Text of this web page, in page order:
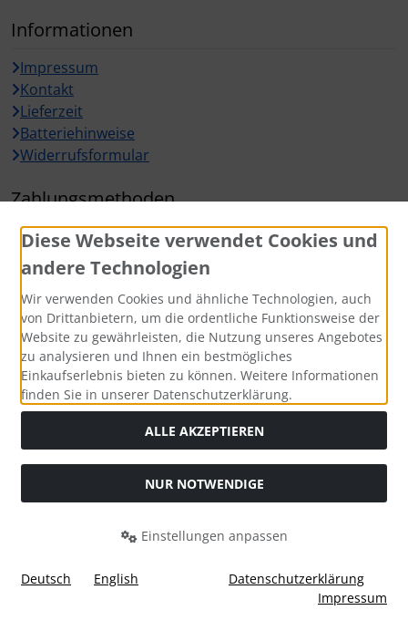
Informationen
Impressum
Kontakt
Lieferzeit
Batteriehinweise
Widerrufsformular
Zahlungsmethoden
Widerrufsbutton
Alle Preise inkl. gesetzl. MwSt. zzgl.Versandkosten
durchgestrichenen Preise entsprechen dem bisherigen Preis
ARZ-Tuning © 2026 | Template © 2026 by Karl
ialla eCommerce Shopsoftware © 2006-2026
Diese Webseite verwendet Cookies und
andere Technologien
Wir verwenden Cookies und ähnliche Technologien, auch
von Drittanbietern, um die ordentliche Funktionsweise der
Website zu gewährleisten, die Nutzung unseres Angebotes
zu analysieren und Ihnen ein bestmögliches
Einkaufserlebnis bieten zu können. Weitere Informationen
finden Sie in unserer Datenschutzerklärung.
ALLE AKZEPTIEREN
NUR NOTWENDIGE
Einstellungen anpassen
Deutsch English
Datenschutzerklärung
Impressum